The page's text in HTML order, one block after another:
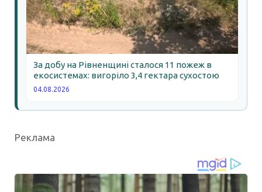
За добу на Рівненщині сталося 11 пожеж в
екосистемах: вигоріло 3,4 гектара сухостою
04.08.2026
Реклама